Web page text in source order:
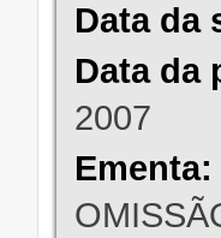
Data da
Data da
2007
Ementa: